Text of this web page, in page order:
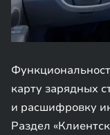
карту зарядных
и расшифровку
Раздел